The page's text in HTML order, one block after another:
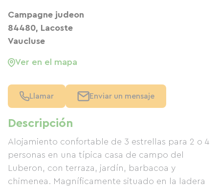
Descripción
Alojamiento confortable de 3 estrellas para 2 o 4
personas en una típica casa de campo del
Luberon, con terraza, jardín, barbacoa y
chimenea. Magníficamente situado en la ladera
Campagne judeon
84480, Lacoste
Vaucluse
Ver en el mapa
Llamar Enviar un mensaje